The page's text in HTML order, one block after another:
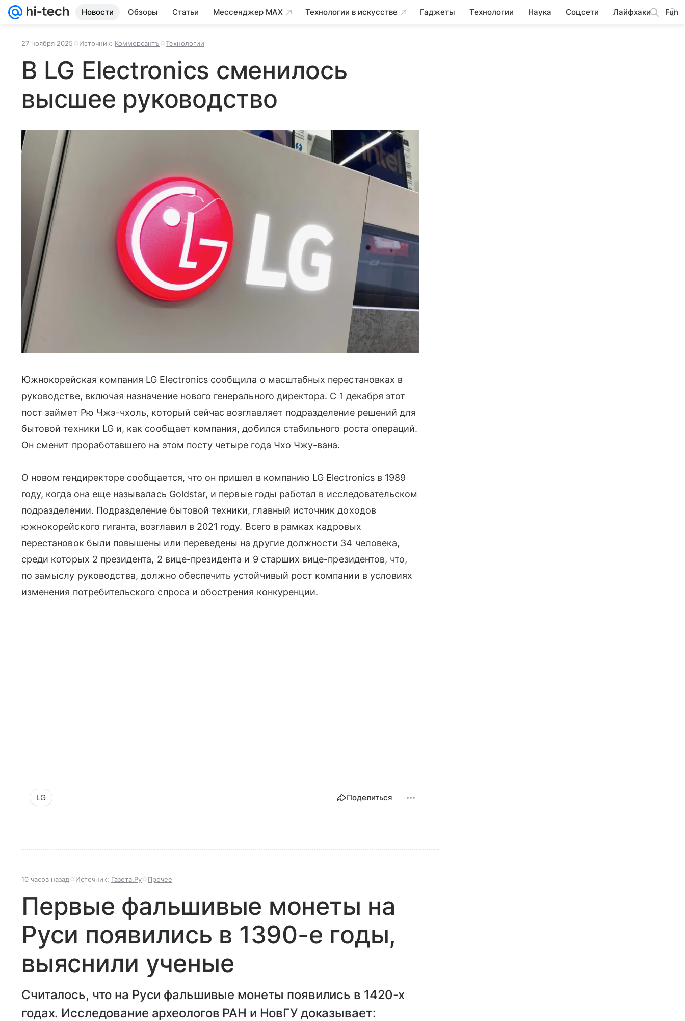
Новости Обзоры Статьи Мессенджер MAX Технологии в искусстве Гаджеты Технологии Наука Соцсети Лайфхаки Fun
27 ноября 2025 Источник: Коммерсантъ Технологии
В LG Electronics сменилось
высшее руководство
Южнокорейская компания LG Electronics сообщила о масштабных перестановках в
руководстве, включая назначение нового генерального директора. С 1 декабря этот
пост займет Рю Чжэ-чхоль, который сейчас возглавляет подразделение решений для
бытовой техники LG и, как сообщает компания, добился стабильного роста операций.
Он сменит проработавшего на этом посту четыре года Чхо Чжу-вана.
О новом гендиректоре сообщается, что он пришел в компанию LG Electronics в 1989
году, когда она еще называлась Goldstar, и первые годы работал в исследовательском
подразделении. Подразделение бытовой техники, главный источник доходов
южнокорейского гиганта, возглавил в 2021 году. Всего в рамках кадровых
перестановок были повышены или переведены на другие должности 34 человека,
среди которых 2 президента, 2 вице-президента и 9 старших вице-президентов, что,
по замыслу руководства, должно обеспечить устойчивый рост компании в условиях
изменения потребительского спроса и обострения конкуренции.
LG Поделиться
10 часов назад Источник: Газета.Ру Прочее
Первые фальшивые монеты на
Руси появились в 1390-е годы,
выяснили ученые
Считалось, что на Руси фальшивые монеты появились в 1420-х
годах. Исследование археологов РАН и НовГУ доказывает: